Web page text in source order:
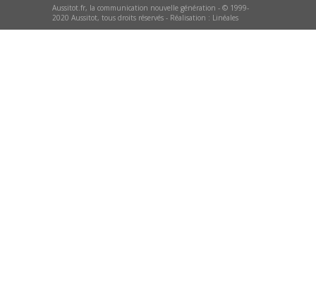
Aussitot.fr, la communication nouvelle génération - © 1999-
2020 Aussitot, tous droits réservés - Réalisation : Linéales